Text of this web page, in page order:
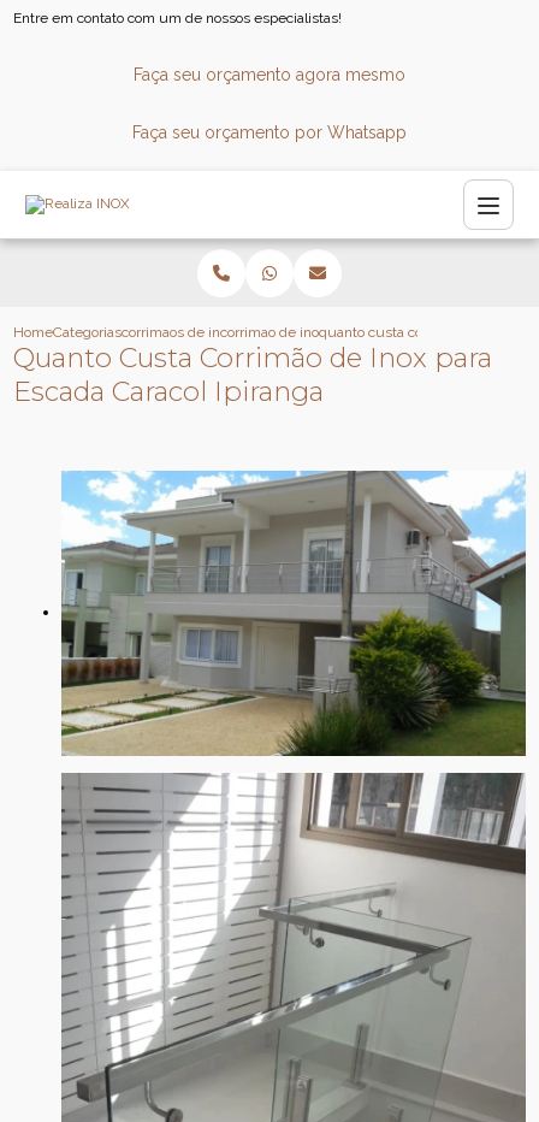
Entre em contato com um de nossos especialistas!
Faça seu orçamento agora mesmo
Faça seu orçamento por Whatsapp
HomeCategoriascorrimaos de inoxcorrimao de inox para banheiro
quanto custa corrimao de inox
Quanto Custa Corrimão de Inox para
Escada Caracol Ipiranga